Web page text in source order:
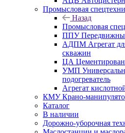
Промысловая
Назад
Промысловая
ППУ
АДПМ Агрегат
скважин
ЦА
УМП
подогреватель
Агрегат
КМУ Крано-
Каталог
В наличии
Дорожно-уборочная